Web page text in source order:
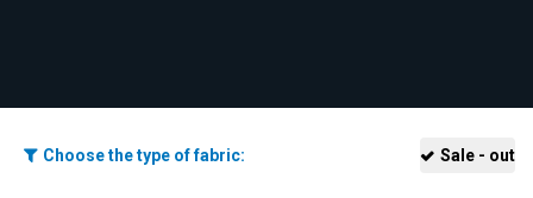
Choose the type of fabric: Sale - out